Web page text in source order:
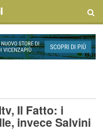
Il Fatto: i
invece Salvini